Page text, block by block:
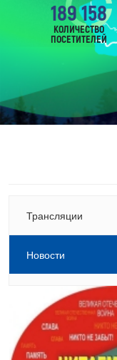
189 158
КОЛИЧЕСТВО
ПОСЕТИТЕЛЕЙ
Трансляции
Новости